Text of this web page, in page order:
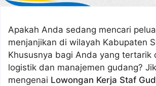
Apakah Anda sedang mencari
menjanjikan di wilayah Kabupaten
Khususnya bagi Anda yang tertarik
logistik dan manajemen gudang?
mengenai Lowongan Kerja Staf